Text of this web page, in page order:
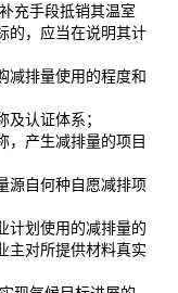
充手段抵销其温室
的，应当在说明其计
减排量使用的程度和
及认证体系；
，产生减排量的项目
源自何种自愿减排项
计划使用的减排量的
主对所提供材料真实